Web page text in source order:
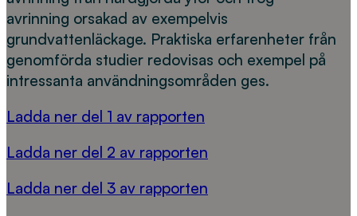
avrinning orsakad av exempelvis
grundvattenläckage. Praktiska erfarenheter från
genomförda studier redovisas och exempel på
intressanta användningsområden ges.
Ladda ner del 1 av rapporten
Ladda ner del 2 av rapporten
Ladda ner del 3 av rapporten